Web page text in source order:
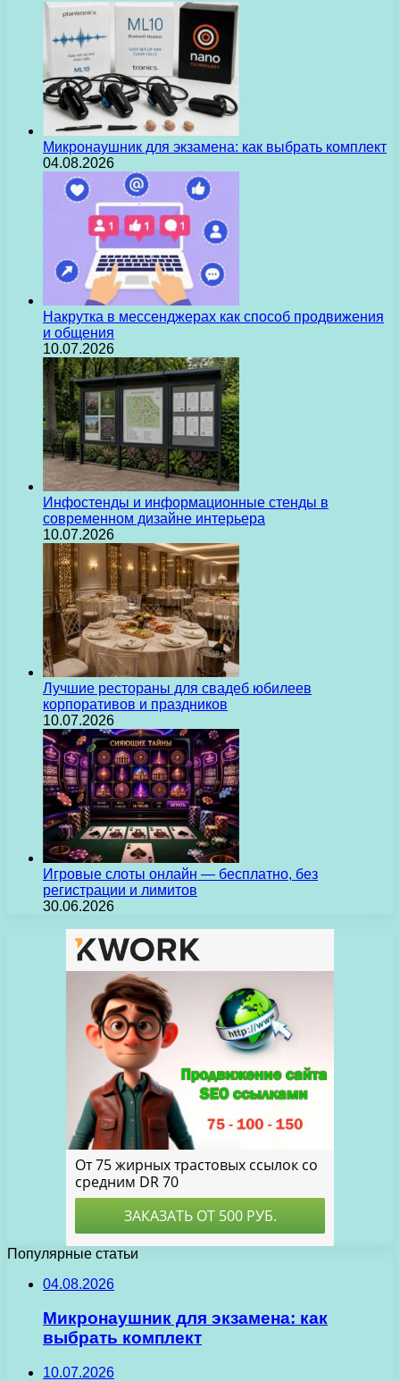
Микронаушник для экзамена: как выбрать комплект
04.08.2026
Накрутка в мессенджерах как способ продвижения
и общения
10.07.2026
Инфостенды и информационные стенды в
современном дизайне интерьера
10.07.2026
Лучшие рестораны для свадеб юбилеев
корпоративов и праздников
10.07.2026
Игровые слоты онлайн — бесплатно, без
регистрации и лимитов
30.06.2026
Популярные статьи
04.08.2026
Микронаушник для экзамена: как
выбрать комплект
10.07.2026